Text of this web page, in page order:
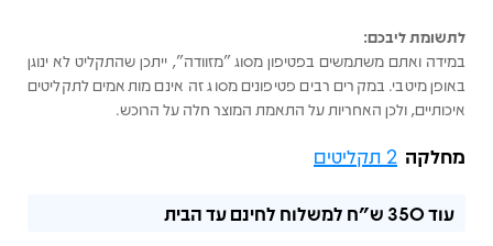
לתשומת ליבכם:
במידה ואתם משתמשים בפטיפון מסוג "מזוודה", ייתכן שהתקליט לא ינוגן
באופן מיטבי. במקרים רבים פטיפונים מסוג זה אינם מותאמים לתקליטים
איכותיים, ולכן האחריות על התאמת המוצר חלה על הרוכש.
מחלקה 2 תקליטים
עוד350 ש"ח למשלוח לחינם עד הבית